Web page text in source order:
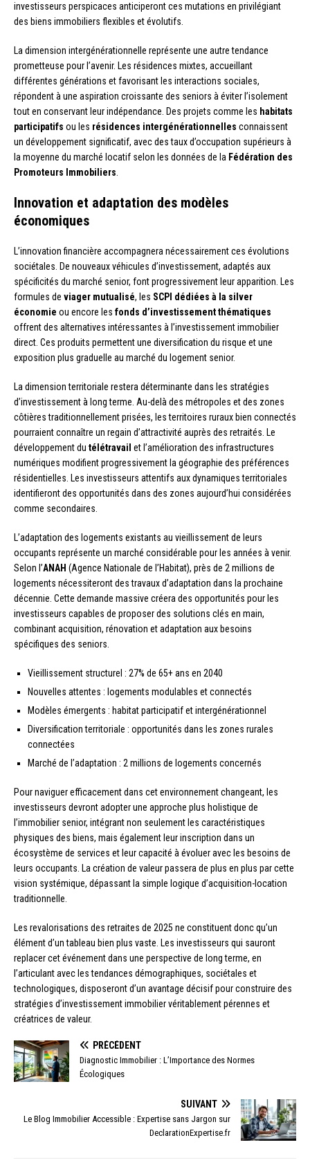
investisseurs perspicaces anticiperont ces mutations en privilégiant
des biens immobiliers flexibles et évolutifs.
La dimension intergénérationnelle représente une autre tendance
prometteuse pour l’avenir. Les résidences mixtes, accueillant
différentes générations et favorisant les interactions sociales,
répondent à une aspiration croissante des seniors à éviter l’isolement
tout en conservant leur indépendance. Des projets comme les habitats
participatifs ou les résidences intergénérationnelles connaissent
un développement significatif, avec des taux d’occupation supérieurs à
la moyenne du marché locatif selon les données de la Fédération des
Promoteurs Immobiliers
Innovation et adaptation des modèles
économiques
L’innovation financière accompagnera nécessairement ces évolutions
sociétales. De nouveaux véhicules d’investissement, adaptés aux
spécificités du marché senior, font progressivement leur apparition. Les
formules de viager mutualisé, les SCPI dédiées à la silver
économie ou encore les fonds d’investissement thématiques
offrent des alternatives intéressantes à l’investissement immobilier
direct. Ces produits permettent une diversification du risque et une
exposition plus graduelle au marché du logement senior.
La dimension territoriale restera déterminante dans les stratégies
d’investissement à long terme. Au-delà des métropoles et des zones
côtières traditionnellement prisées, les territoires ruraux bien connectés
pourraient connaître un regain d’attractivité auprès des retraités. Le
développement du télétravail et l’amélioration des infrastructures
numériques modifient progressivement la géographie des préférences
résidentielles. Les investisseurs attentifs aux dynamiques territoriales
identifieront des opportunités dans des zones aujourd’hui considérées
comme secondaires.
L’adaptation des logements existants au vieillissement de leurs
occupants représente un marché considérable pour les années à venir.
Selon l’ANAH (Agence Nationale de l’Habitat), près de 2 millions de
logements nécessiteront des travaux d’adaptation dans la prochaine
décennie. Cette demande massive créera des opportunités pour les
investisseurs capables de proposer des solutions clés en main,
combinant acquisition, rénovation et adaptation aux besoins
spécifiques des seniors.
Vieillissement structurel : 27% de 65+ ans en 2040
Nouvelles attentes : logements modulables et connectés
Modèles émergents : habitat participatif et intergénérationnel
Diversification territoriale : opportunités dans les zones rurales
connectées
Marché de l’adaptation : 2 millions de logements concernés
Pour naviguer efficacement dans cet environnement changeant, les
investisseurs devront adopter une approche plus holistique de
l’immobilier senior, intégrant non seulement les caractéristiques
physiques des biens, mais également leur inscription dans un
écosystème de services et leur capacité à évoluer avec les besoins de
leurs occupants. La création de valeur passera de plus en plus par cette
vision systémique, dépassant la simple logique d’acquisition-location
traditionnelle.
Les revalorisations des retraites de 2025 ne constituent donc qu’un
élément d’un tableau bien plus vaste. Les investisseurs qui sauront
replacer cet événement dans une perspective de long terme, en
l’articulant avec les tendances démographiques, sociétales et
technologiques, disposeront d’un avantage décisif pour construire des
stratégies d’investissement immobilier véritablement pérennes et
créatrices de valeur.
PRÉCÉDENT
Diagnostic Immobilier : L’Importance des Normes
Écologiques
SUIVANT
Le Blog Immobilier Accessible : Expertise sans Jargon sur
DeclarationExpertise.fr